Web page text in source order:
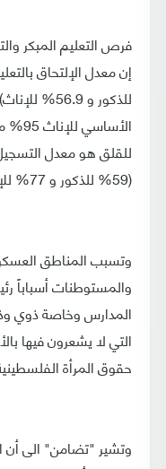
فرص التعليم المبكر
للذكور و
للقلق هو معدل
(59% للذكور و 77% للإناث) خلال عام 2015.
وتسبب المناطق
والمستوطنات أسباباً
المدارس وخاصة ذوي
التي لا يشعرون فيها
حقوق المرأة
وتشير "تضامن" الى أن